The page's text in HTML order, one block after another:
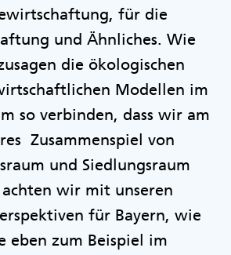
für die
und Ähnliches. Wie
die ökologischen
Modellen im
so verbinden, dass wir am
Zusammenspiel von
und Siedlungsraum
wir mit unseren
für Bayern, wie
eben zum Beispiel im